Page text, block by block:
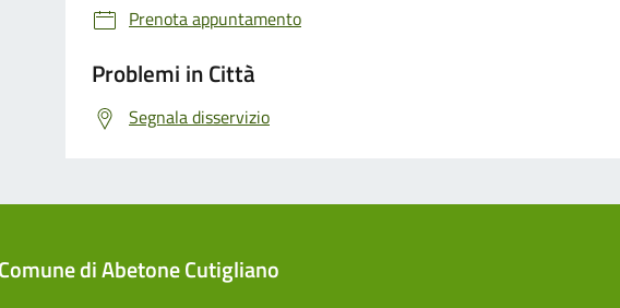
Prenota appuntamento
Problemi in Città
Segnala disservizio
Comune di Abetone Cutigliano